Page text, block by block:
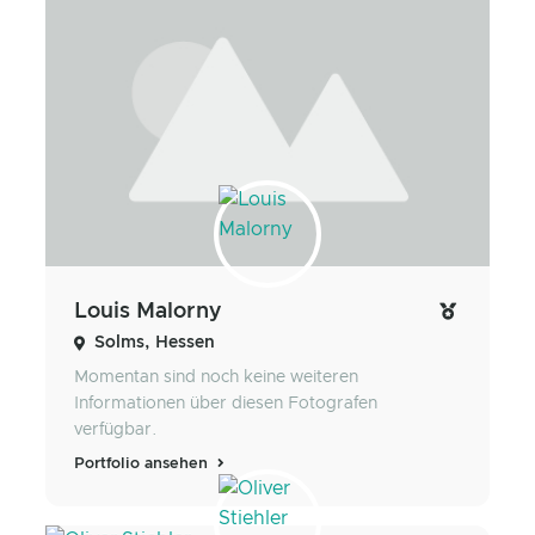
Louis Malorny
Solms, Hessen
Momentan sind noch keine weiteren
Informationen über diesen Fotografen
verfügbar.
Portfolio ansehen